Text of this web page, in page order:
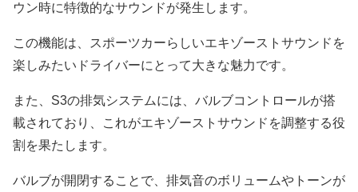
ウン時に特徴的なサウンドが発生します。
この機能は、スポーツカーらしいエキゾーストサウンドを
楽しみたいドライバーにとって大きな魅力です。
また、S3の排気システムには、バルブコントロールが搭
載されており、これがエキゾーストサウンドを調整する役
割を果たします。
バルブが開閉することで、排気音のボリュームやトーンが